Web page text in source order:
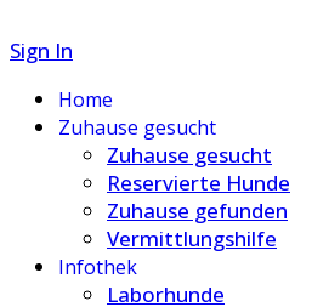
Sign In
Home
Zuhause gesucht
Zuhause gesucht
Reservierte Hunde
Zuhause gefunden
Vermittlungshilfe
Infothek
Laborhunde